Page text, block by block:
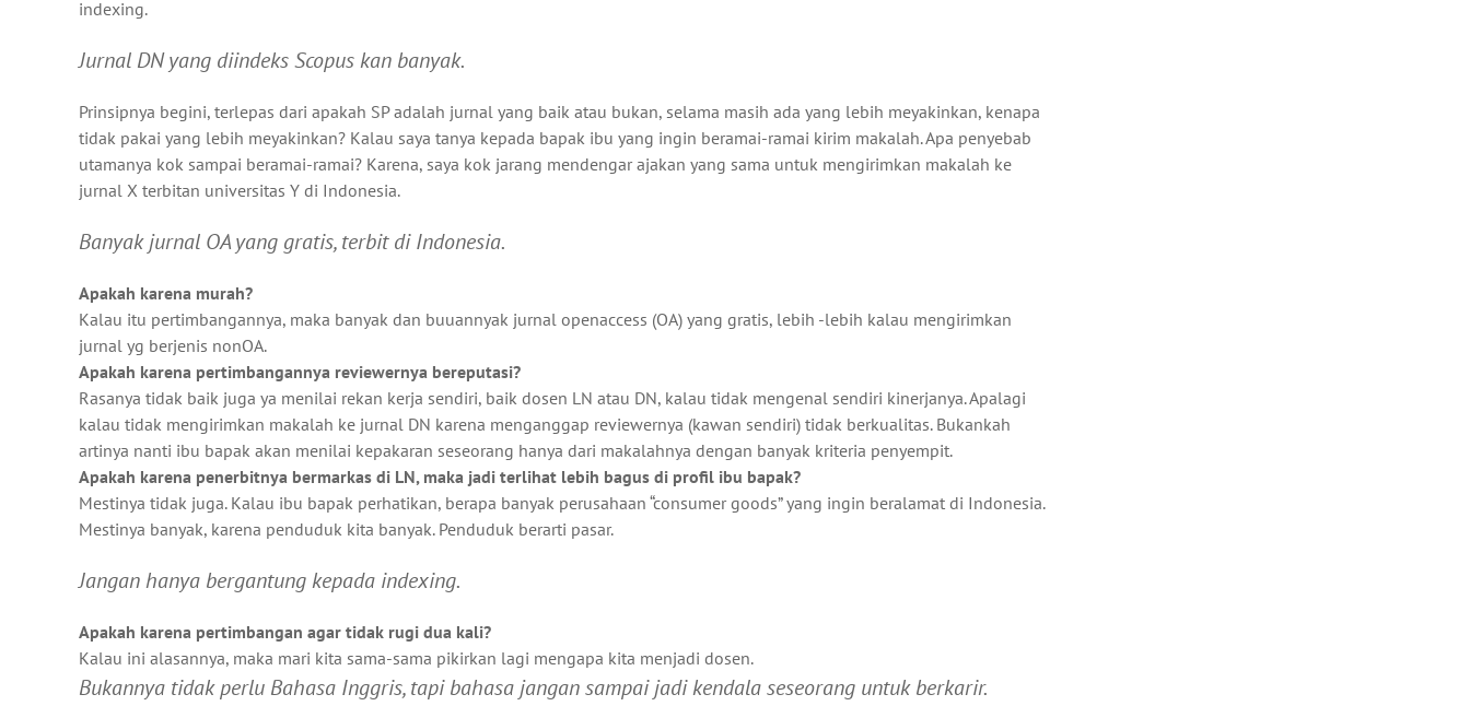
indexing.
Jurnal DN yang diindeks Scopus kan banyak.
Prinsipnya begini, terlepas dari apakah SP adalah jurnal yang baik atau bukan, selama masih ada yang lebih meyakinkan, kenapa
tidak pakai yang lebih meyakinkan? Kalau saya tanya kepada bapak ibu yang ingin beramai-ramai kirim makalah. Apa penyebab
utamanya kok sampai beramai-ramai? Karena, saya kok jarang mendengar ajakan yang sama untuk mengirimkan makalah ke
jurnal X terbitan universitas Y di Indonesia.
Banyak jurnal OA yang gratis, terbit di Indonesia.
Apakah karena murah?
Kalau itu pertimbangannya, maka banyak dan buuannyak jurnal openaccess (OA) yang gratis, lebih -lebih kalau mengirimkan
jurnal yg berjenis nonOA.
Apakah karena pertimbangannya reviewernya bereputasi?
Rasanya tidak baik juga ya menilai rekan kerja sendiri, baik dosen LN atau DN, kalau tidak mengenal sendiri kinerjanya. Apalagi
kalau tidak mengirimkan makalah ke jurnal DN karena menganggap reviewernya (kawan sendiri) tidak berkualitas. Bukankah
artinya nanti ibu bapak akan menilai kepakaran seseorang hanya dari makalahnya dengan banyak kriteria penyempit.
Apakah karena penerbitnya bermarkas di LN, maka jadi terlihat lebih bagus di profil ibu bapak?
Mestinya tidak juga. Kalau ibu bapak perhatikan, berapa banyak perusahaan “consumer goods” yang ingin beralamat di Indonesia.
Mestinya banyak, karena penduduk kita banyak. Penduduk berarti pasar.
Jangan hanya bergantung kepada indexing.
Apakah karena pertimbangan agar tidak rugi dua kali?
Kalau ini alasannya, maka mari kita sama-sama pikirkan lagi mengapa kita menjadi dosen.
Bukannya tidak perlu Bahasa Inggris, tapi bahasa jangan sampai jadi kendala seseorang untuk berkarir.